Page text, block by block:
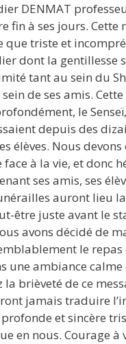
DENMAT
fin à ses jours. Cette
que triste et
dont la gentillesse
tant au sein du
de ses amis.
le
depuis des
élèves. Nous
à la vie, et donc
ses amis, ses
auront lieu
être juste avant le
avons décidé de
le
une ambiance
la brièveté de ce
jamais traduire
et sincère
en nous. Courage à